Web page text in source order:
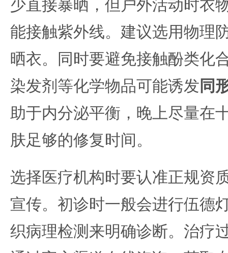
少直接暴晒，但户外活动时衣
能接触紫外线。建议选用物理
晒衣。同时要避免接触酚类化
染发剂等化学物品可能诱发 同
助于内分泌平衡，晚上尽量在
肤足够的修复时间。
选择医疗机构时要认准正规资
宣传。初诊时一般会进行伍德
织病理检测来明确诊断。治疗